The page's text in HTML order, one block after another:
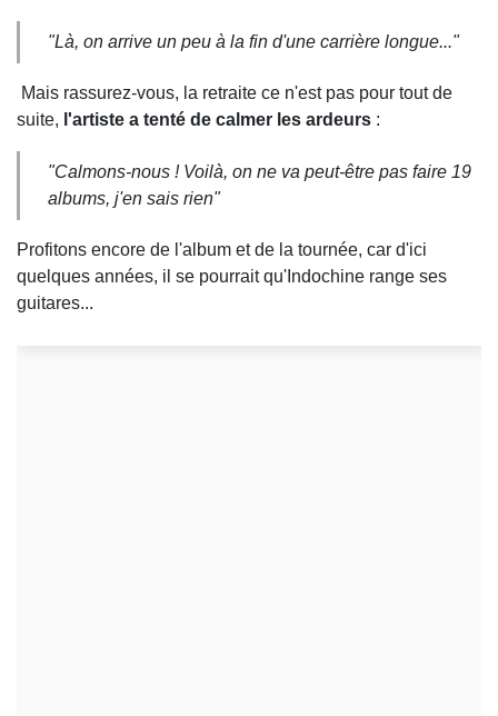
"Là, on arrive un peu à la fin d'une carrière longue..."
Mais rassurez-vous, la retraite ce n'est pas pour tout de
suite, l'artiste a tenté de calmer les ardeurs :
"Calmons-nous ! Voilà, on ne va peut-être pas faire 19
albums, j'en sais rien"
Profitons encore de l'album et de la tournée, car d'ici
quelques années, il se pourrait qu'Indochine range ses
guitares...